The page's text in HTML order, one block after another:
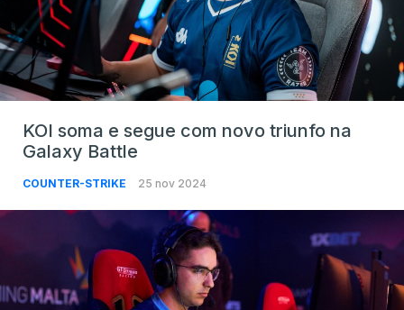
KOI soma e segue com novo triunfo na
Galaxy Battle
COUNTER-STRIKE 25 nov 2024